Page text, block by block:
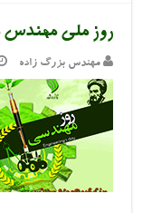
روز ملی مهندس
مهندس بزرگ زاده